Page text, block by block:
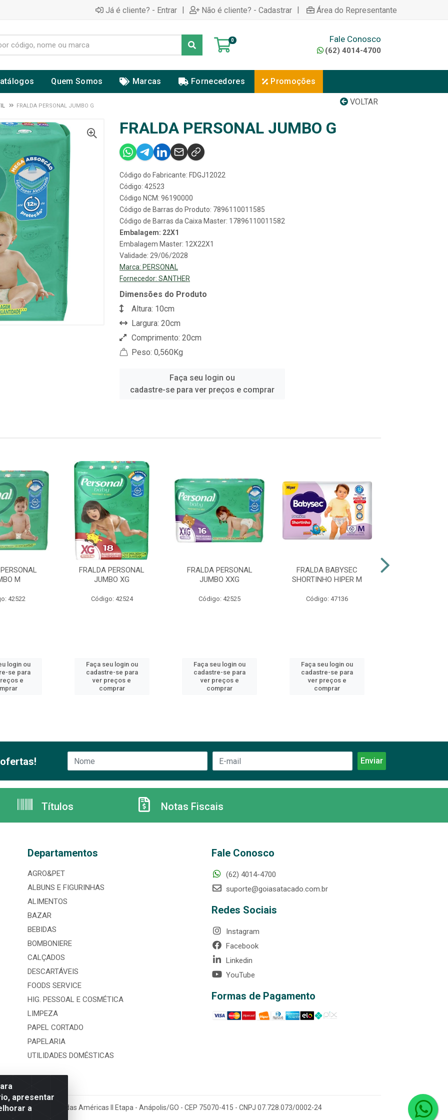
Já é cliente? - Entrar | Não é cliente? - Cadastrar | Área do Representante
0 Fale Conosco
(62) 4014-4700
Quem Somos Marcas Fornecedores Promoções
VOLTAR
FRALDA PERSONAL JUMBO G
FRALDA PERSONAL JUMBO G
Código do Fabricante: FDGJ12022
Código: 42523
Código NCM: 96190000
Código de Barras do Produto: 7896110011585
Código de Barras da Caixa Master: 17896110011582
Embalagem: 22X1
Embalagem Master: 12X22X1
Validade: 29/06/2028
Marca: PERSONAL
Fornecedor: SANTHER
Dimensões do Produto
Altura: 10cm
Largura: 20cm
Comprimento: 20cm
Peso: 0,560Kg
Faça seu login ou
cadastre-se para ver preços e comprar
M
42522
login ou
se para
e
FRALDA PERSONAL
JUMBO XG
Código: 42524
Faça seu login ou
cadastre-se para
ver preços e
comprar
FRALDA PERSONAL
JUMBO XXG
Código: 42525
Faça seu login ou
cadastre-se para
ver preços e
comprar
FRALDA BABYSEC
SHORTINHO HIPER M
Código: 47136
Faça seu login ou
cadastre-se para
ver preços e
comprar
apresentar
a
Títulos Notas Fiscais
Departamentos
AGRO&PET
ALBUNS E FIGURINHAS
ALIMENTOS
BAZAR
BEBIDAS
BOMBONIERE
CALÇADOS
DESCARTÁVEIS
FOODS SERVICE
HIG. PESSOAL E COSMÉTICA
LIMPEZA
PAPEL CORTADO
PAPELARIA
UTILIDADES DOMÉSTICAS
Fale Conosco
(62) 4014-4700
suporte@goiasatacado.com.br
Redes Sociais
Instagram
Facebook
Linkedin
YouTube
Formas de Pagamento
nº 3860, Jardim das Américas II Etapa - Anápolis/GO - CEP 75070-415 - CNPJ 07.728.073/0002-24